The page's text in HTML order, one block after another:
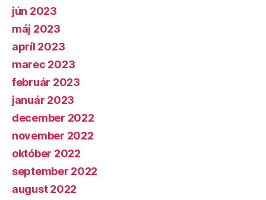
jún 2023
máj 2023
apríl 2023
marec 2023
február 2023
január 2023
december 2022
november 2022
október 2022
september 2022
august 2022